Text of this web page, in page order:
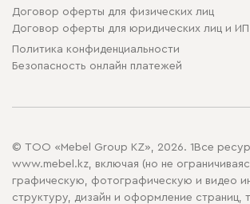
Договор оферты для физических лиц
Договор оферты для юридических лиц и ИП
Политика конфиденциальности
Безопасность онлайн платежей
© ТОО «Mebel Group KZ», 2026. 1Все
www.mebel.kz, включая (но не
графическую, фотографическую и видео
структуру, дизайн и оформление страниц,